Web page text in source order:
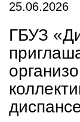
25.06.2026
ГБУЗ